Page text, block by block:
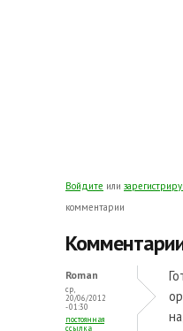
Войдите или
комментарии
Roman
ср,
20/06/2012
- 01:30
постоянная
ссылка